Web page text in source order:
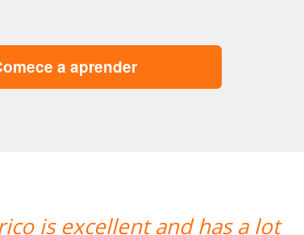
a aprender
Portuguese lessons